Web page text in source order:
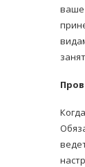
ваше